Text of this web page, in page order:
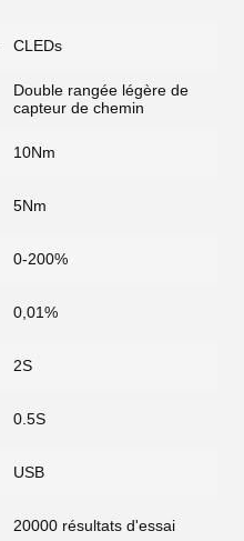
CLEDs
Double rangée légère de
capteur de chemin
10Nm
5Nm
0-200%
0,01%
2S
0.5S
USB
20000 résultats d'essai